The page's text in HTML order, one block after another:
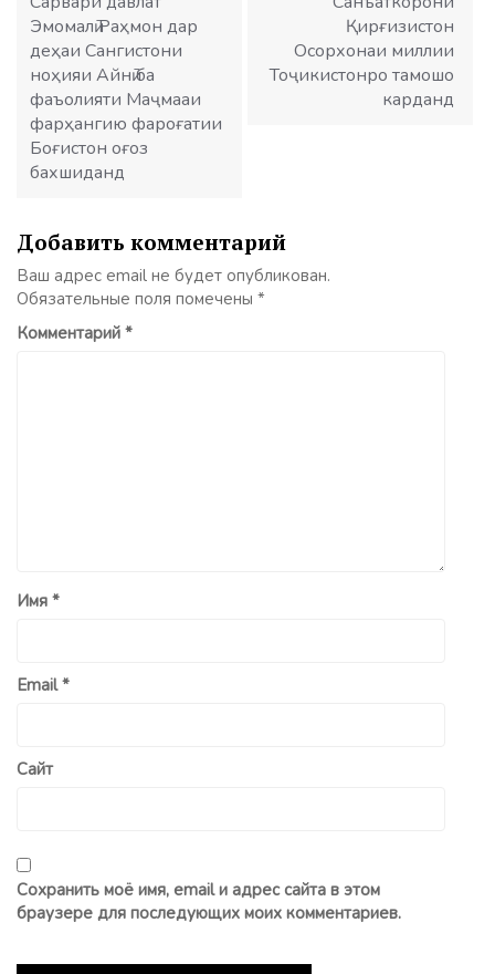
Эмомалӣ Раҳмон дар
деҳаи Сангистони
ноҳияи Айнӣ ба
фаъолияти Маҷмааи
фарҳангию фароғатии
Боғистон оғоз
бахшиданд
Қирғизистон
Осорхонаи миллии
Тоҷикистонро тамошо
карданд
Добавить комментарий
Ваш адрес email не будет опубликован.
Обязательные поля помечены *
Комментарий *
Имя *
Email*
Сайт
Сохранить моё имя, email и адрес сайта в этом
браузере для последующих моих комментариев.